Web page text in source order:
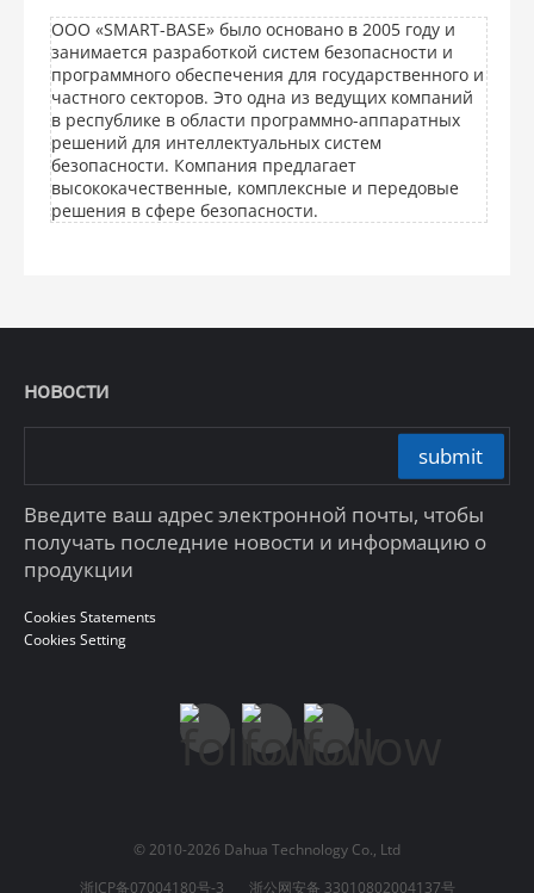
ООО «SMART-BASE» было основано в 2005 году и
занимается разработкой систем безопасности и
программного обеспечения для государственного и
частного секторов. Это одна из ведущих компаний
в республике в области программно-аппаратных
решений для интеллектуальных систем
безопасности. Компания предлагает
высококачественные, комплексные и передовые
решения в сфере безопасности.
новости
submit
Введите ваш адрес электронной почты, чтобы
получать последние новости и информацию о
продукции
Cookies Statements
Cookies Setting
© 2010-2026 Dahua Technology Co., Ltd
浙ICP备07004180号-3
浙公网安备 33010802004137号